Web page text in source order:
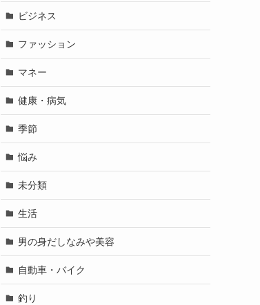
ビジネス
ファッション
マネー
健康・病気
季節
悩み
未分類
生活
男の身だしなみや美容
自動車・バイク
釣り